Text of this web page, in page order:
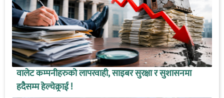
वालेट कम्पनीहरुको लापरवाही, साइबर सुरक्षा र सुशासनमा
हदैसम्म हेल्चेक्र्राई !